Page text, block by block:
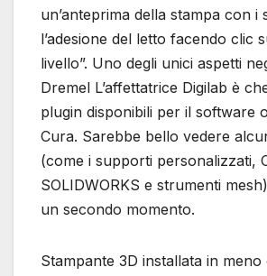
un’anteprima della stampa con i
l’adesione del letto facendo clic
livello”. Uno degli unici aspetti
Dremel L’affettatrice Digilab è
plugin disponibili per il software
Cura. Sarebbe bello vedere
(come i supporti personalizzati,
SOLIDWORKS e strumenti
un secondo momento.
Stampante 3D installata in meno